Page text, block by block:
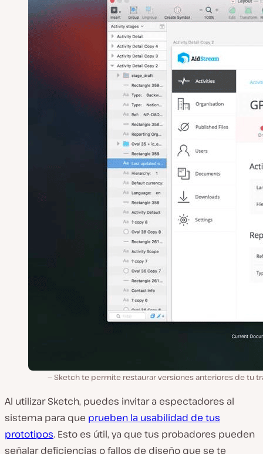
Sketch te permite restaurar versiones anteriores de tu
Al utilizar Sketch, puedes invitar a espectadores al
sistema para que prueben la usabilidad de tus
prototipos. Esto es útil, ya que tus probadores pueden
señalar deficiencias o fallos de diseño que se te